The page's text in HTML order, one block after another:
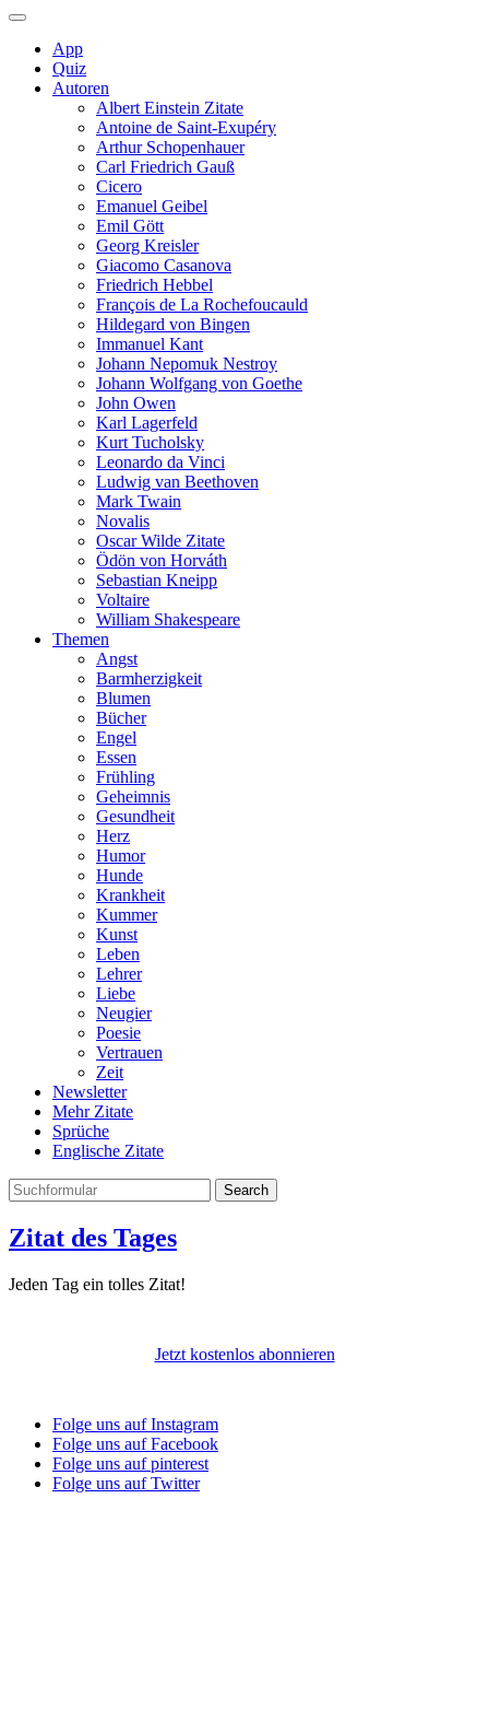
App
Quiz
Autoren
Albert Einstein Zitate
Antoine de Saint-Exupéry
Arthur Schopenhauer
Carl Friedrich Gauß
Cicero
Emanuel Geibel
Emil Gött
Georg Kreisler
Giacomo Casanova
Friedrich Hebbel
François de La Rochefoucauld
Hildegard von Bingen
Immanuel Kant
Johann Nepomuk Nestroy
Johann Wolfgang von Goethe
John Owen
Karl Lagerfeld
Kurt Tucholsky
Leonardo da Vinci
Ludwig van Beethoven
Mark Twain
Novalis
Oscar Wilde Zitate
Ödön von Horváth
Sebastian Kneipp
Voltaire
William Shakespeare
Themen
Angst
Barmherzigkeit
Blumen
Bücher
Engel
Essen
Frühling
Geheimnis
Gesundheit
Herz
Humor
Hunde
Krankheit
Kummer
Kunst
Leben
Lehrer
Liebe
Neugier
Poesie
Vertrauen
Zeit
Newsletter
Mehr Zitate
Sprüche
Englische Zitate
Search
Zitat des Tages
Jeden Tag ein tolles Zitat!
Jetzt kostenlos abonnieren
Folge uns auf Instagram
Folge uns auf Facebook
Folge uns auf pinterest
Folge uns auf Twitter